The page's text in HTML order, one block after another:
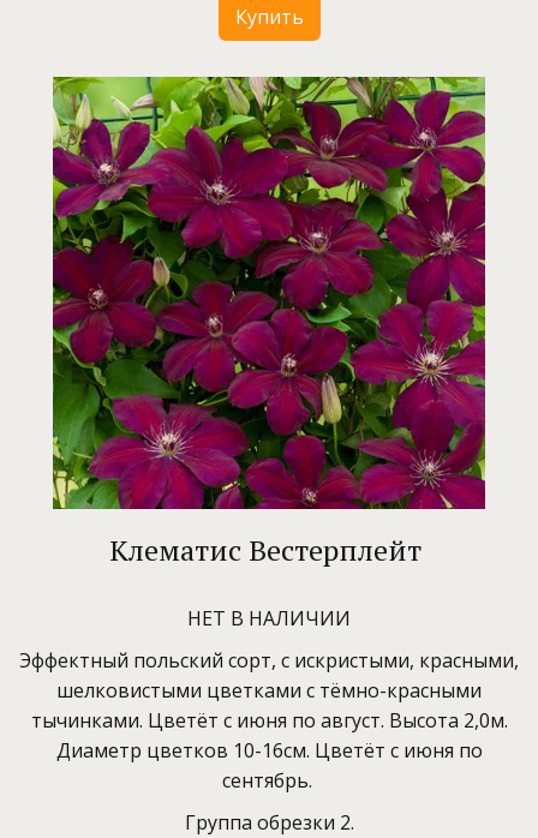
Купить
Клематис Вестерплейт
НЕТ В НАЛИЧИИ
Эффектный польский сорт, с искристыми, красными,
шелковистыми цветками с тёмно-красными
тычинками. Цветёт с июня по август. Высота 2,0м.
Диаметр цветков 10-16см. Цветёт с июня по
сентябрь.
Группа обрезки 2.